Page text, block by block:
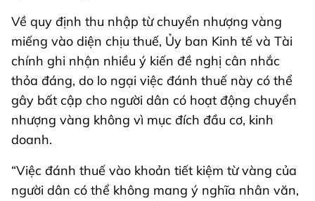
Về quy định thu nhập từ chuyển nhượng vàng
miếng vào diện chịu thuế, Ủy ban Kinh tế và Tài
chính ghi nhận nhiều ý kiến đề nghị cân nhắc
thỏa đáng, do lo ngại việc đánh thuế này có thể
gây bất cập cho người dân có hoạt động chuyển
nhượng vàng không vì mục đích đầu cơ, kinh
doanh.
“Việc đánh thuế vào khoản tiết kiệm từ vàng của
người dân có thể không mang ý nghĩa nhân văn,